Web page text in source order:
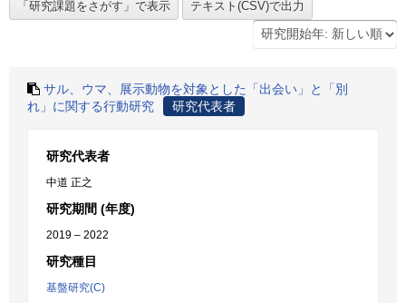
サル、ウマ、展示動物を対象とした「出会い」と「別
れ」に関する行動研究
研究代表者
研究代表者
中道 正之
研究期間 (年度)
2019 – 2022
研究種目
基盤研究(C)